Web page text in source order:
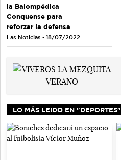
la Balompédica
Conquense para
reforzar la defensa
Las Noticias - 18/07/2022
LO MÁS LEIDO EN "DEPORTES"